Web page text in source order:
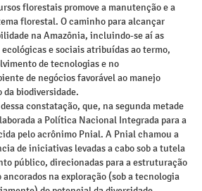
florestais promove a manutenção e a
florestal. O caminho para alcançar
na Amazônia, incluindo-se aí as
e sociais atribuídas ao termo,
de tecnologias e no
de negócios favorável ao manejo
biodiversidade.
constatação, que, na segunda metade
a Política Nacional Integrada para a
pelo acrônimo Pnial. A Pnial chamou a
de iniciativas levadas a cabo sob a tutela
público, direcionadas para a estruturação
ancorados na exploração (sob a tecnologia